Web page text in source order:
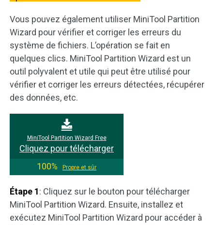
Vous pouvez également utiliser MiniTool Partition
Wizard pour vérifier et corriger les erreurs du
système de fichiers. L’opération se fait en
quelques clics. MiniTool Partition Wizard est un
outil polyvalent et utile qui peut être utilisé pour
vérifier et corriger les erreurs détectées, récupérer
des données, etc.
MiniTool Partition Wizard Free
Cliquez pour télécharger
100%
Propre et sûr
Étape 1: Cliquez sur le bouton pour télécharger
MiniTool Partition Wizard. Ensuite, installez et
exécutez MiniTool Partition Wizard pour accéder à